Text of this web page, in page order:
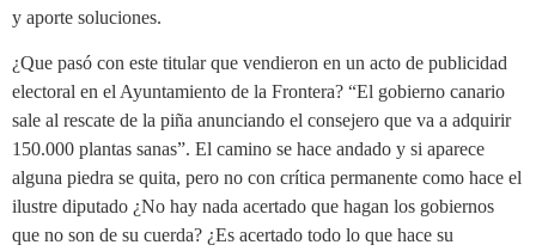
y aporte soluciones.
¿Que pasó con este titular que vendieron en un acto de publicidad
electoral en el Ayuntamiento de la Frontera? “El gobierno canario
sale al rescate de la piña anunciando el consejero que va a adquirir
150.000 plantas sanas”. El camino se hace andado y si aparece
alguna piedra se quita, pero no con crítica permanente como hace el
ilustre diputado ¿No hay nada acertado que hagan los gobiernos
que no son de su cuerda? ¿Es acertado todo lo que hace su